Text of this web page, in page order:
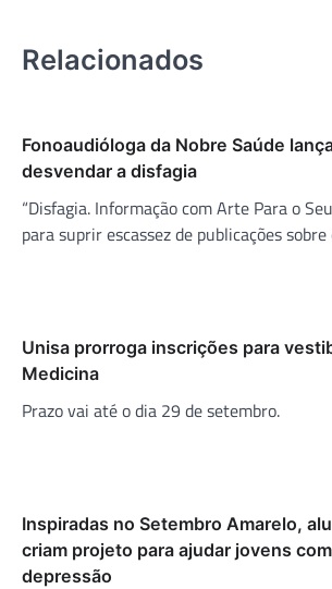
Relacionados
Fonoaudióloga da Nobre Saúde
desvendar a disfagia
“Disfagia. Informação com Arte Para o
para suprir escassez de publicações
Unisa prorroga inscrições para
Medicina
Prazo vai até o dia 29 de setembro.
Inspiradas no Setembro Amarelo,
criam projeto para ajudar jovens
depressão